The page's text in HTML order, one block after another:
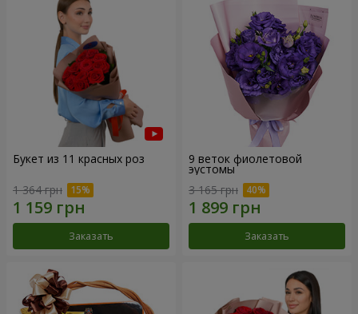
Букет из 11 красных роз
1 364 грн
Заказать
9 веток фиолетовой
эустомы
3 165 грн
Заказать